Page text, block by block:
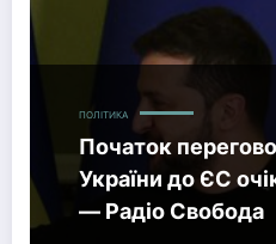
Початок переговорів про вступ
ПОЛІТИКА
Початок
України до ЄС
— Радіо Свобода